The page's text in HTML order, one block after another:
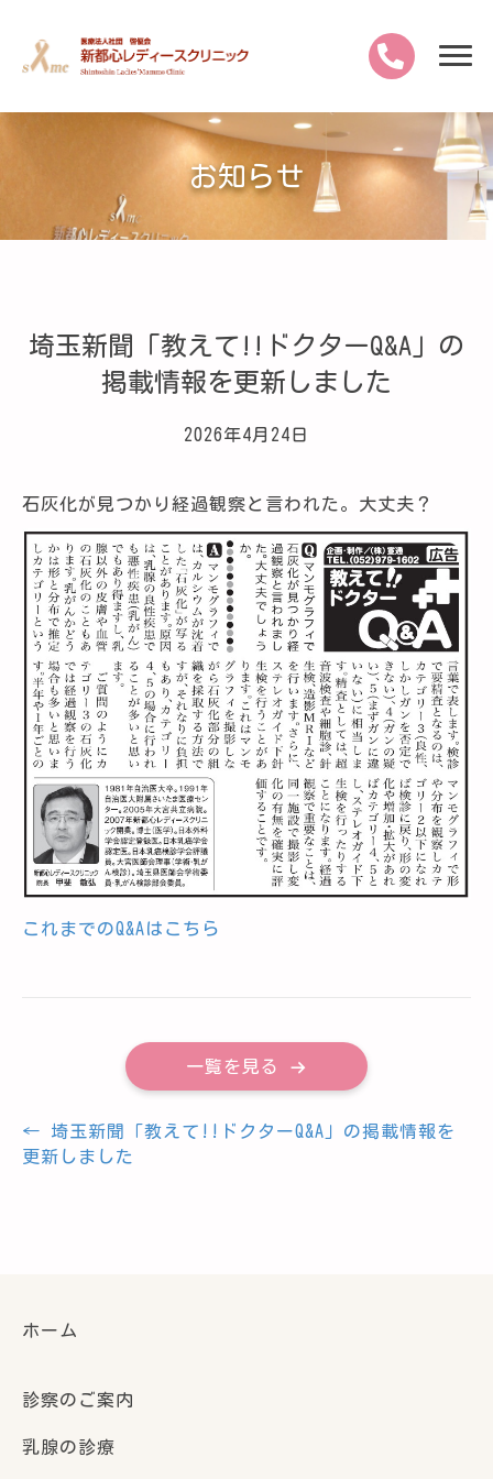
お知らせ
埼玉新聞「教えて!!ドクターQ&A」の
掲載情報を更新しました
2026年4月24日
石灰化が見つかり経過観察と言われた。大丈夫？
これまでのQ&Aはこちら
一覧を見る
投
ー
ョ
ン
← 埼玉新聞「教えて!!ドクターQ&A」の掲載情報を
更新しました
ホーム
診察のご案内
乳腺の診療